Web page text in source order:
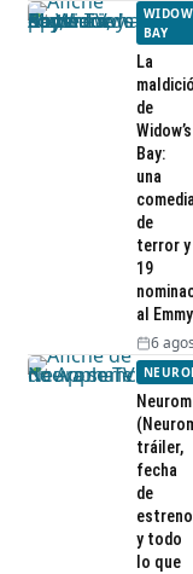
BAY
La
de
Widow’s
Bay:
una
de
terror y
19
al Emmy
6
tráiler,
fecha
de
estreno
y todo
lo que